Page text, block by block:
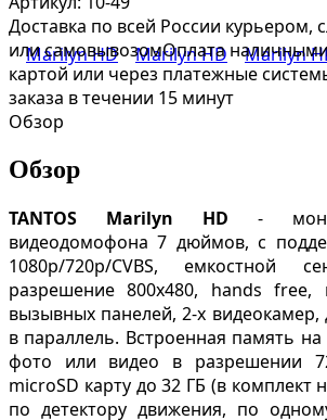
Доставка по всей России курьером,
или самовывозомОплата
картой или через платежные
заказа в течении 15 минут
Обзор
Обзор
TANTOS Marilyn HD -
видеодомофона 7 дюймов, с
1080р/720p/CVBS, емкостной
разрешение 800x480, hands free,
вызывных панелей, 2-х
в параллель. Встроенная память
фото или видео в разрешении
microSD карту до 32 ГБ (в комплект
по детектору движения, по